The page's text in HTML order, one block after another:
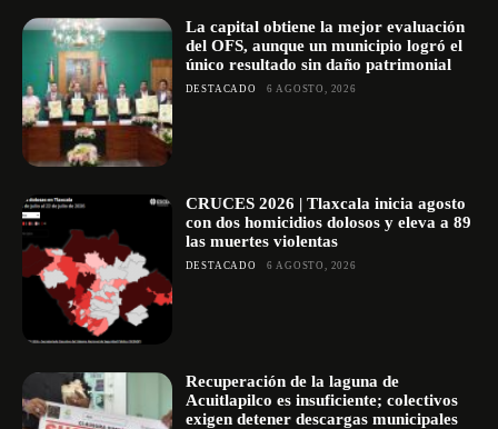
La capital obtiene la mejor evaluación
del OFS, aunque un municipio logró el
único resultado sin daño patrimonial
DESTACADO 6 AGOSTO, 2026
CRUCES 2026 | Tlaxcala inicia agosto
con dos homicidios dolosos y eleva a 89
las muertes violentas
DESTACADO 6 AGOSTO, 2026
Recuperación de la laguna de
Acuitlapilco es insuficiente; colectivos
exigen detener descargas municipales